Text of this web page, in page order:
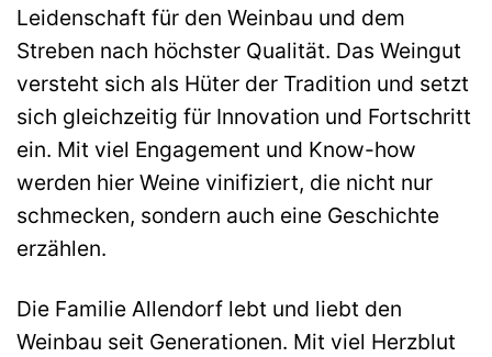
Leidenschaft für den Weinbau und dem
Streben nach höchster Qualität. Das Weingut
versteht sich als Hüter der Tradition und setzt
sich gleichzeitig für Innovation und Fortschritt
ein. Mit viel Engagement und Know-how
werden hier Weine vinifiziert, die nicht nur
schmecken, sondern auch eine Geschichte
erzählen.
Die Familie Allendorf lebt und liebt den
Weinbau seit Generationen. Mit viel Herzblut